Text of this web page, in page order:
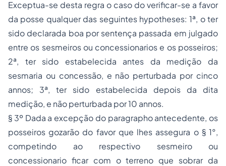
Exceptua-se desta regra o caso do verificar-se a favor
da posse qualquer das seguintes hypotheses: 1ª, o ter
sido declarada boa por sentença passada em julgado
entre os sesmeiros ou concessionarios e os posseiros;
2ª, ter sido estabelecida antes da medição da
sesmaria ou concessão, e não perturbada por cinco
annos; 3ª, ter sido estabelecida depois da dita
medição, e não perturbada por 10 annos.
§ 3º Dada a excepção do paragrapho antecedente, os
posseiros gozarão do favor que lhes assegura o § 1°,
competindo ao respectivo sesmeiro ou
concessionario ficar com o terreno que sobrar da